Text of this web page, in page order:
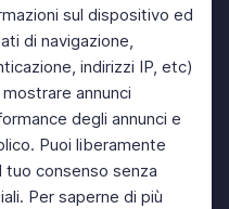
sul dispositivo ed
di navigazione,
indirizzi IP, etc)
annunci
degli annunci e
Puoi liberamente
consenso senza
Per saperne di più